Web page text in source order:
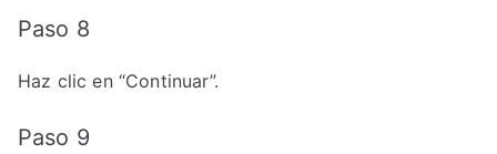
Paso 8
Haz clic en “Continuar”.
Paso 9